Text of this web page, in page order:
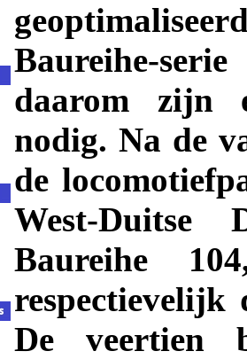
Baureihe-
daarom zijn
nodig. Na de
de
West-Duitse
Baureihe
respectievelijk
De veertien